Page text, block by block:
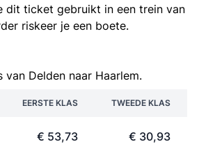
dit ticket gebruikt in een trein van
riskeer je een boete.
van Delden naar Haarlem.
EERSTE KLAS TWEEDE KLAS
€ 53,73 € 30,93